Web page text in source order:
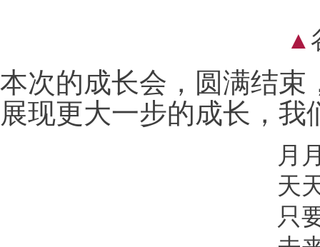
▲
本次的成长会，圆满结束
展现更大一步的成长，我
月
天
只